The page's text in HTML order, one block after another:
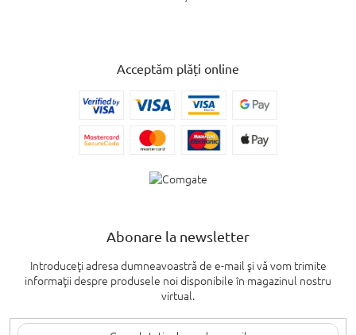
Acceptăm plăți online
Abonare la newsletter
Introduceţi adresa dumneavoastră de e-mail şi vă vom trimite
informaţii despre produsele noi disponibile în magazinul nostru
virtual.